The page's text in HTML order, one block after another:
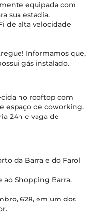
equipada com
sua estadia.
de alta velocidade
Informamos que,
gás instalado.
no rooftop com
espaço de coworking.
24h e vaga de
da Barra e do Farol
ao Shopping Barra.
628, em um dos